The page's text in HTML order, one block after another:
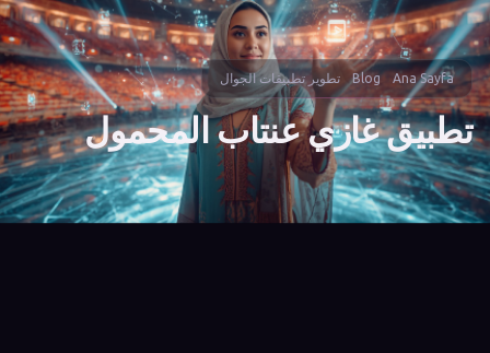
Ana Sayfa
Blog تطوير تطبيقات الجوال
تطبيق غازي عنتاب المحمول